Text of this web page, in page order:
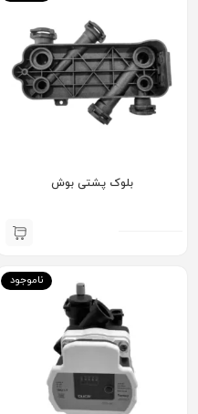
بلوک پشتی بوش
ناموجود